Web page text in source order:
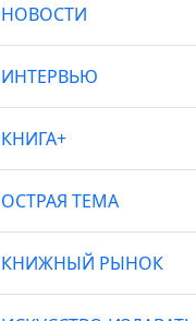
НОВОСТИ
ИНТЕРВЬЮ
КНИГА+
ОСТРАЯ ТЕМА
КНИЖНЫЙ РЫНОК